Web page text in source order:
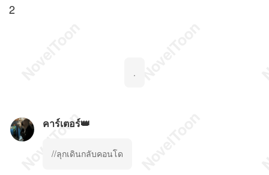
2
.
คาร์เตอร์👑
//ลุกเดินกลับคอนโด